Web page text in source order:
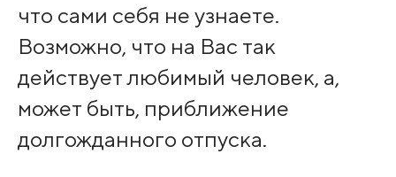
что сами себя не узнаете.
Возможно, что на Вас так
действует любимый человек, а,
может быть, приближение
долгожданного отпуска.